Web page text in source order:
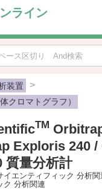
ライン
装置
クロマトグラフ）
TM
Exploris 240
質量分析計
イエンティフィック 分析関
ク 分析関連
情報一覧